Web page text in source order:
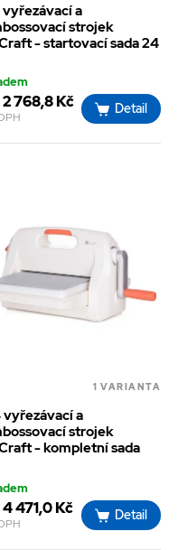
vyřezávací a
strojek
- startovací sada 24
768,8 Kč Detail
1 VARIANTA
vyřezávací a
strojek
- kompletní sada
471,0 Kč Detail